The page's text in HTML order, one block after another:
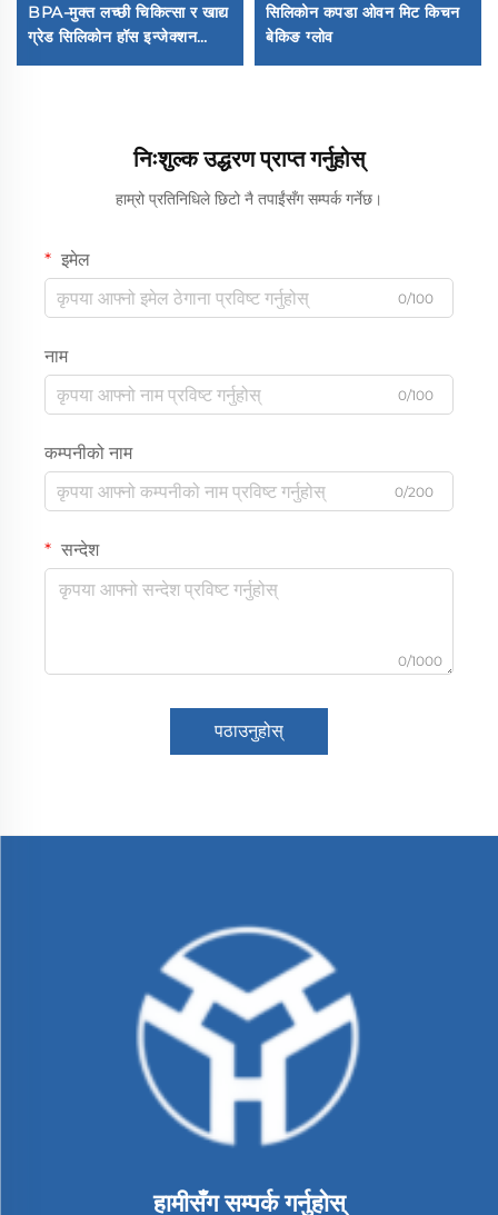
BPA-मुक्त लच्छी चिकित्सा र खाद्य
ग्रेड सिलिकोन हॉस इन्जेक्शन
प्रयोगको लागि
सिलिकोन कपडा ओवन मिट किचन
बेकिङ ग्लोव
निःशुल्क उद्धरण प्राप्त गर्नुहोस्
हाम्रो प्रतिनिधिले छिटो नै तपाईंसँग सम्पर्क गर्नेछ।
इमेल
0/100
नाम
0/100
कम्पनीको नाम
0/200
सन्देश
0/1000
पठाउनुहोस्
हामीसँग सम्पर्क गर्नुहोस्